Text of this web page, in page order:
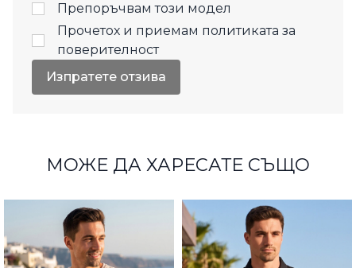
Препоръчвам този модел
Прочетох и приемам политиката за
поверителност
Изпратете отзива
МОЖЕ ДА ХАРЕСАТЕ СЪЩО